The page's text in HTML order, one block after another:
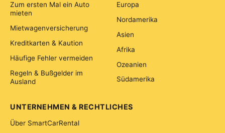
Europa
Nordamerika
Asien
Afrika
Ozeanien
Südamerika
Zum ersten Mal ein Auto
mieten
Mietwagenversicherung
Kreditkarten & Kaution
Häufige Fehler vermeiden
Regeln & Bußgelder im
Ausland
UNTERNEHMEN & RECHTLICHES
Über SmartCarRental